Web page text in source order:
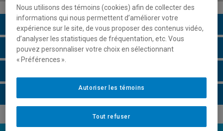
Description du cours
Horaire - Été 2026
Nous utilisons des témoins (cookies) afin de collecter des
informations qui nous permettent d’améliorer votre
expérience sur le site, de vous proposer des contenus vidéo,
d’analyser les statistiques de fréquentation, etc. Vous
pouvez personnaliser votre choix en sélectionnant
« Préférences ».
Tout refuser
Autoriser les témoins